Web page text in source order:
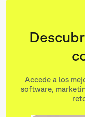
Accede a los
software,